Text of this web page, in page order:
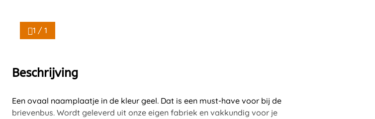
1 / 1
Beschrijving
Een ovaal naamplaatje in de kleur geel. Dat is een must-have voor bij de
brievenbus. Wordt geleverd uit onze eigen fabriek en vakkundig voor je